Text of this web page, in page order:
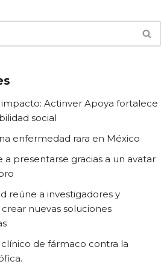
Actinver Apoya fortalece
social
enfermedad rara en México
a presentarse gracias a un avatar
reúne a investigadores y
nuevas soluciones
de fármaco contra la